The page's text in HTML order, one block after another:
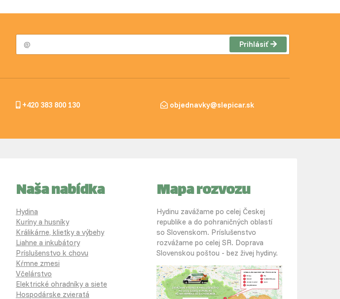
Prihlásiť
+420 383 800 130 objednavky@slepicar.sk
Naša nabídka
Hydina
Kuríny a husníky
Králikárne, klietky a výbehy
Liahne a inkubátory
Príslušenstvo k chovu
Kŕmne zmesi
Včelárstvo
Elektrické ohradníky a siete
Hospodárske zvieratá
Mapa rozvozu
Hydinu zavážame po celej Českej
republike a do pohraničných oblastí
so Slovenskom. Príslušenstvo
rozvážame po celej SR. Doprava
Slovenskou poštou - bez živej hydiny.